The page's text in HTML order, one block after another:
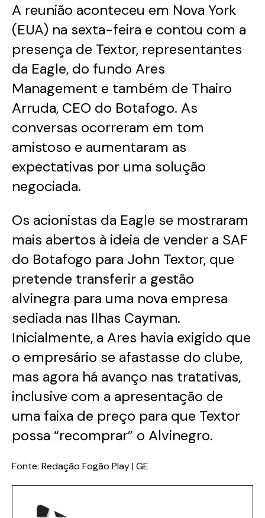
A reunião aconteceu em Nova York
(EUA) na sexta-feira e contou com a
presença de Textor, representantes
da Eagle, do fundo Ares
Management e também de Thairo
Arruda, CEO do Botafogo. As
conversas ocorreram em tom
amistoso e aumentaram as
expectativas por uma solução
negociada.
Os acionistas da Eagle se mostraram
mais abertos à ideia de vender a SAF
do Botafogo para John Textor, que
pretende transferir a gestão
alvinegra para uma nova empresa
sediada nas Ilhas Cayman.
Inicialmente, a Ares havia exigido que
o empresário se afastasse do clube,
mas agora há avanço nas tratativas,
inclusive com a apresentação de
uma faixa de preço para que Textor
possa “recomprar” o Alvinegro.
Fonte: Redação Fogão Play | GE